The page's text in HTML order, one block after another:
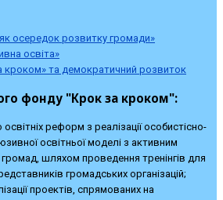
осередок розвитку громади»
освіта»
кроком» та демократичний розвиток
фонду "Крок за кроком":
реформ з реалізації особистісно-
освітньої моделі з активним
громад, шляхом проведення тренінгів для
громадських організацій;
проектів, спрямованих на